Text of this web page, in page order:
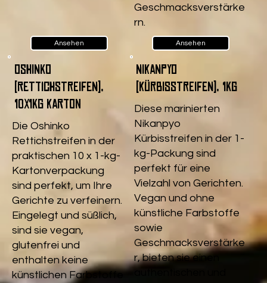
Ansehen
Geschmacksverstärke
rn.
Ansehen
Oshinko
(Rettichstreifen),
10x1kg Karton
Die Oshinko
Rettichstreifen in der
praktischen 10 x 1-kg-
Kartonverpackung
sind perfekt, um Ihre
Gerichte zu verfeinern.
Eingelegt und süßlich,
sind sie vegan,
glutenfrei und
enthalten keine
künstlichen Farbstoffe
Nikanpyo
(Kürbisstreifen), 1kg
Diese marinierten
Nikanpyo
Kürbisstreifen in der 1-
kg-Packung sind
perfekt für eine
Vielzahl von Gerichten.
Vegan und ohne
künstliche Farbstoffe
sowie
Geschmacksverstärke
r, bieten sie einen